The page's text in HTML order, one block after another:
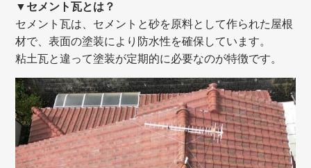
▼セメント瓦とは？
セメント瓦は、セメントと砂を原料として作られた屋根
材で、表面の塗装により防水性を確保しています。
粘土瓦と違って塗装が定期的に必要なのが特徴です。